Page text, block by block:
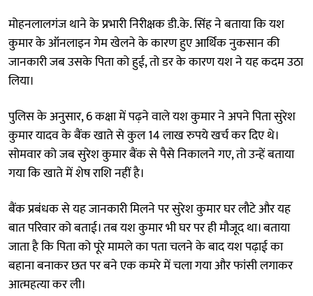
मोहनलालगंज थाने के प्रभारी निरीक्षक डी.के. सिंह ने बताया कि यश
कुमार के ऑनलाइन गेम खेलने के कारण हुए आर्थिक नुकसान की
जानकारी जब उसके पिता को हुई, तो डर के कारण यश ने यह कदम उठा
लिया।
पुलिस के अनुसार, 6 कक्षा में पढ़ने वाले यश कुमार ने अपने पिता सुरेश
कुमार यादव के बैंक खाते से कुल 14 लाख रुपये खर्च कर दिए थे।
सोमवार को जब सुरेश कुमार बैंक से पैसे निकालने गए, तो उन्हें बताया
गया कि खाते में शेष राशि नहीं है।
बैंक प्रबंधक से यह जानकारी मिलने पर सुरेश कुमार घर लौटे और यह
बात परिवार को बताई। तब यश कुमार भी घर पर ही मौजूद था। बताया
जाता है कि पिता को पूरे मामले का पता चलने के बाद यश पढ़ाई का
बहाना बनाकर छत पर बने एक कमरे में चला गया और फांसी लगाकर
आत्महत्या कर ली।